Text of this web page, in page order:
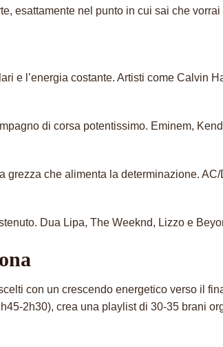
esattamente nel punto in cui sai che vorrai
e l’energia costante. Artisti come Calvin
di corsa potentissimo. Eminem,
grezza che alimenta la determinazione.
Dua Lipa, The Weeknd, Lizzo e
con un crescendo energetico verso il
2h30), crea una playlist di 30-35 brani